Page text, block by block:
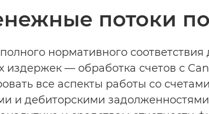
потоки
нормативного
издержек — обработка счетов с
все аспекты работы со
и дебиторскими